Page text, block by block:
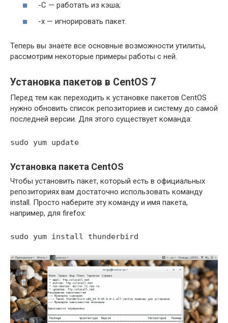
-С — работать из кэша;
-x — игнорировать пакет.
Теперь вы знаете все основные возможности утилиты,
рассмотрим некоторые примеры работы с ней.
Установка пакетов в CentOS 7
Перед тем как переходить к установке пакетов CentOS
нужно обновить список репозиториев и систему до самой
последней версии. Для этого существует команда:
sudo yum update
Установка пакета CentOS
Чтобы установить пакет, который есть в официальных
репозиториях вам достаточно использовать команду
install. Просто наберите эту команду и имя пакета,
например, для firefox:
sudo yum install thunderbird